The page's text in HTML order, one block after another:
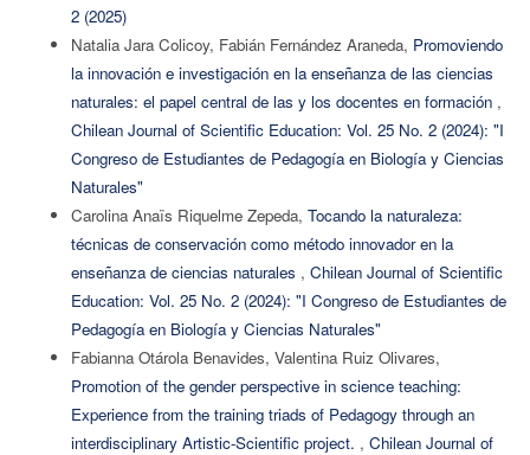
2 (2025)
Natalia Jara Colicoy, Fabián Fernández Araneda, Promoviendo
la innovación e investigación en la enseñanza de las ciencias
naturales: el papel central de las y los docentes en formación ,
Chilean Journal of Scientific Education: Vol. 25 No. 2 (2024): "I
Congreso de Estudiantes de Pedagogía en Biología y Ciencias
Naturales"
Carolina Anaïs Riquelme Zepeda, Tocando la naturaleza:
técnicas de conservación como método innovador en la
enseñanza de ciencias naturales , Chilean Journal of Scientific
Education: Vol. 25 No. 2 (2024): "I Congreso de Estudiantes de
Pedagogía en Biología y Ciencias Naturales"
Fabianna Otárola Benavides, Valentina Ruiz Olivares,
Promotion of the gender perspective in science teaching:
Experience from the training triads of Pedagogy through an
interdisciplinary Artistic-Scientific project. , Chilean Journal of